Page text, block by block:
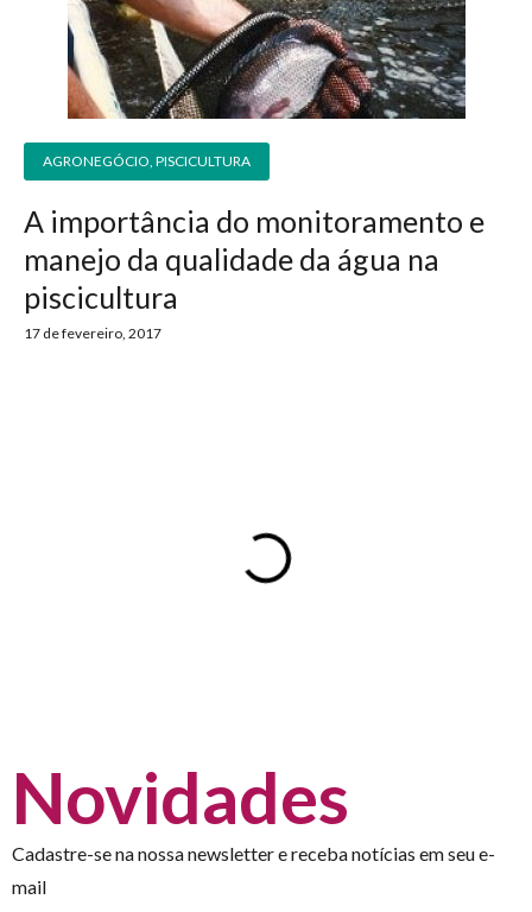
premiações
eventos
para
o
agronegócio
feira
toldos
offshore
construção
civil
piscinas
automotivo
móveis,
calçados,
e logística
armazenagem
lonas
vida
de
caminhoneiro
AGRONEGÓCIO PISCICULTURA
A importância do monitoramento e
manejo da qualidade da água na
piscicultura
17 de fevereiro, 2017
Novidades
Cadastre-se na nossa newsletter e receba notícias em seu e-
mail